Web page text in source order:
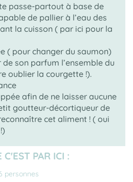
passe-partout à base de
de pallier à l’eau des
la cuisson ( par ici pour la
( pour changer du saumon)
son parfum l’ensemble du
oublier la courgette !).
afin de ne laisser aucune
goutteur-décortiqueur de
cet aliment ! ( oui
PAR ICI :
personnes